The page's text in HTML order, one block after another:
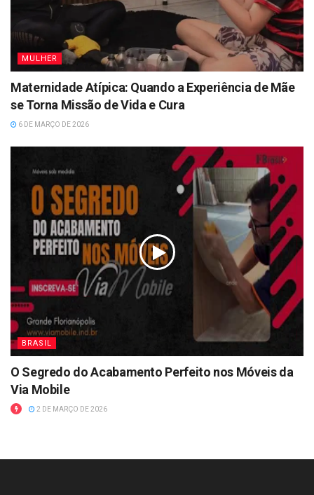
MULHER
Maternidade Atípica: Quando a Experiência de Mãe
se Torna Missão de Vida e Cura
6 DE MARÇO DE 2026
BRASIL
O Segredo do Acabamento Perfeito nos Móveis da
Via Mobile
2 DE MARÇO DE 2026